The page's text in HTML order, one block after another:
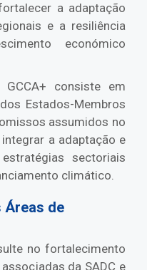
a adaptação
e a resiliência
económico
consiste em
Estados-Membros
assumidos no
a adaptação e
sectoriais
climático.
Áreas de
no fortalecimento
da SADC e